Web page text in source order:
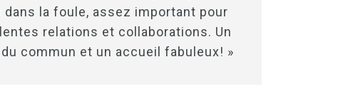
dans la foule, assez important pour
relations et collaborations. Un
commun et un accueil fabuleux! »